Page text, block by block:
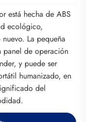
está hecha de ABS
ecológico,
La pequeña
panel de operación
y puede ser
humanizado, en
del